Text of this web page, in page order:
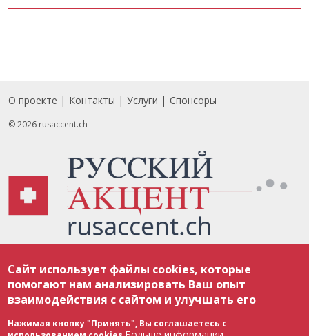
Footer
О проекте Контакты Услуги Спонсоры
© 2026 rusaccent.ch
соответствии с законодательством Швейцарии об авторском праве и
международными соглашениями. Полное или частичное использование
материалов возможно только с разрешения редакции. В случае полного
или частичного воспроизведения материалов сайта rusaccent.ch,
ОБЯЗАТЕЛЬНА АКТИВНАЯ ГИПЕРССЫЛКА на конкретный заимствованный
текст. Фотоизображения, размещенные редакцией rusaccent.ch, являются
ее исключительной собственностью. Полное или частичное
Сайт использует файлы cookies, которые
помогают нам анализировать Ваш опыт
взаимодействия с сайтом и улучшать его
Нажимая кнопку "Принять", Вы соглашаетесь с